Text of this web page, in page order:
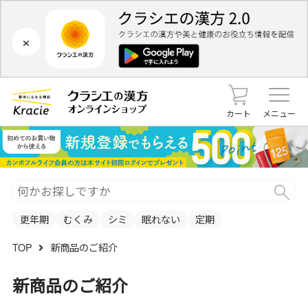
×
カート メニュー
更年期 むくみ シミ 眠れない 定期
TOP 新商品のご紹介
新商品のご紹介